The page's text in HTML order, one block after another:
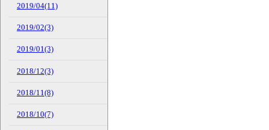
2019/04(11)
2019/02(3)
2019/01(3)
2018/12(3)
2018/11(8)
2018/10(7)